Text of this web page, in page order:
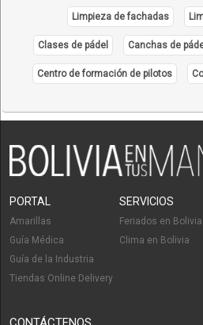
Limpieza de fachadas
Clases de pádel Canchas de
Centro de formación de pilotos
PORTAL
Amarillas
Guía Médica
Guía de la Industria
Tiendas Online Delivery
SERVICIOS
Feriados en Bolivia
Clima en Bolivia